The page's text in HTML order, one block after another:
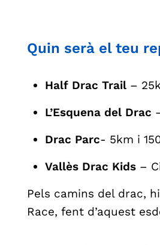
Quin serà el teu
Half Drac Trail –
L’Esquena del Drac
Drac Parc- 5km i
Vallès Drac Kids –
Pels camins del drac,
Race, fent d’aquest